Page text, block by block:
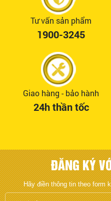
Tư vấn sản phẩm
1900-3245
Giao hàng - bảo hành
24h thần tốc
ĐĂNG KÝ
Hãy điền thông tin theo form